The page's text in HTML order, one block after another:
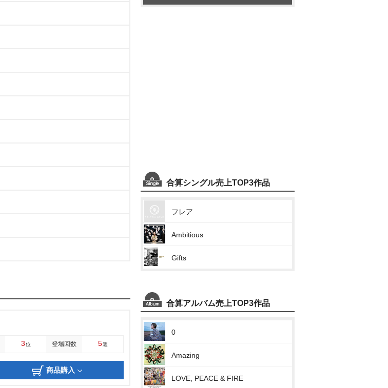
3位 登場回数 5週
商品購入
合算シングル売上TOP3作品
フレア
Ambitious
Gifts
合算アルバム売上TOP3作品
0
Amazing
LOVE, PEACE & FIRE